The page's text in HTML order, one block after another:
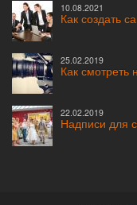
10.08.2021
Как создать
25.02.2019
Как смотреть
22.02.2019
Надписи для